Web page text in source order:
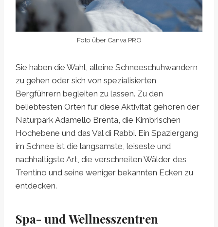
Foto über Canva PRO
Sie haben die Wahl, alleine Schneeschuhwandern
zu gehen oder sich von spezialisierten
Bergführern begleiten zu lassen. Zu den
beliebtesten Orten für diese Aktivität gehören der
Naturpark Adamello Brenta, die Kimbrischen
Hochebene und das Val di Rabbi. Ein Spaziergang
im Schnee ist die langsamste, leiseste und
nachhaltigste Art, die verschneiten Wälder des
Trentino und seine weniger bekannten Ecken zu
entdecken.
Spa- und Wellnesszentren